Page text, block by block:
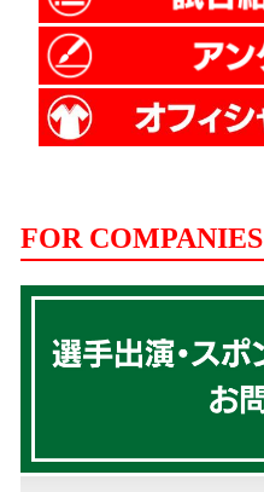
FOR COMPANIES